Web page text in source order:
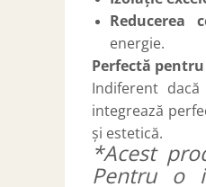
Reducerea
energie.
Perfectă
Indiferent
integrează
și estetică.
*Acest
Pentru o